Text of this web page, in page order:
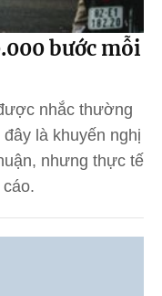
bước mỗi
nhắc thường
là khuyến nghị
nhưng thực tế